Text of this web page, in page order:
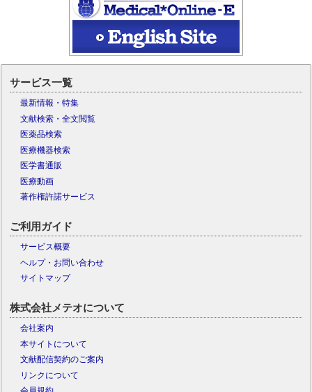
サービス一覧
最新情報・特集
文献検索・全文閲覧
医薬品検索
医療機器検索
医学書通販
医療動画
著作権許諾サービス
ご利用ガイド
サービス概要
ヘルプ・お問い合わせ
サイトマップ
株式会社メテオについて
会社案内
本サイトについて
文献配信契約のご案内
リンクについて